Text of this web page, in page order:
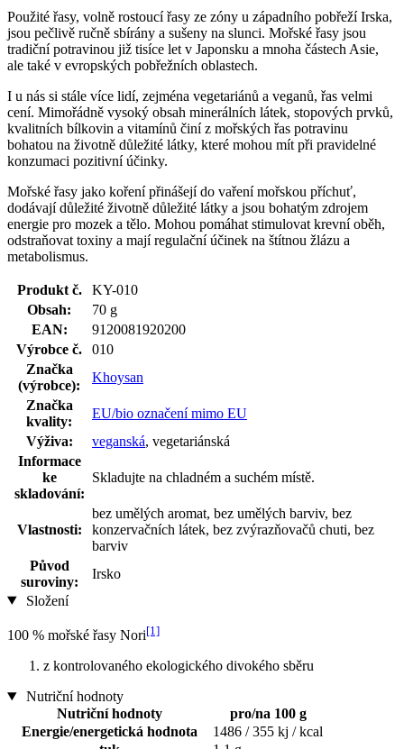
Použité řasy, volně rostoucí řasy ze zóny u západního pobřeží Irska,
jsou pečlivě ručně sbírány a sušeny na slunci. Mořské řasy jsou
tradiční potravinou již tisíce let v Japonsku a mnoha částech Asie,
ale také v evropských pobřežních oblastech.
I u nás si stále více lidí, zejména vegetariánů a veganů, řas velmi
cení. Mimořádně vysoký obsah minerálních látek, stopových prvků,
kvalitních bílkovin a vitamínů činí z mořských řas potravinu
bohatou na životně důležité látky, které mohou mít při pravidelné
konzumaci pozitivní účinky.
Mořské řasy jako koření přinášejí do vaření mořskou příchuť,
dodávají důležité životně důležité látky a jsou bohatým zdrojem
energie pro mozek a tělo. Mohou pomáhat stimulovat krevní oběh,
odstraňovat toxiny a mají regulační účinek na štítnou žlázu a
metabolismus.
Produkt č.
KY-010
Obsah:
70 g
EAN:
9120081920200
Výrobce č.
010
Značka
(výrobce):
Khoysan
Značka
kvality:
EU/bio označení mimo EU
Výživa:
veganská, vegetariánská
Informace
ke
skladování:
Skladujte na chladném a suchém místě.
Vlastnosti:
bez umělých aromat, bez umělých barviv, bez
konzervačních látek, bez zvýrazňovačů chuti, bez
barviv
Původ
suroviny:
Irsko
Složení
100 % mořské řasy Nori[1]
z kontrolovaného ekologického divokého sběru
Nutriční hodnoty
Nutriční hodnoty
pro/na 100 g
Energie/energetická hodnota
1486 / 355 kj / kcal